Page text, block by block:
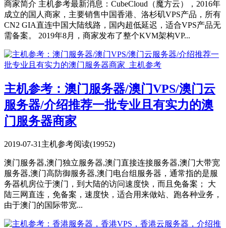
商家简介 主机参考最新消息：CubeCloud（魔方云），2016年
成立的国人商家，主要销售中国香港、洛杉矶VPS产品，所有
CN2 GIA直连中国大陆线路，国内超低延迟，适合VPS产品无
需备案。 2019年8月，商家发布了整个KVM架构VP...
主机参考：澳门服务器/澳门VPS/澳门云
服务器/介绍推荐一批专业且有实力的澳
门服务器商家
2019-07-31 主机参考阅读(19952)
澳门服务器,澳门独立服务器,澳门直接连接服务器,澳门大带宽
服务器,澳门高防御服务器,澳门电台组服务器，通常指的是服
务器机房位于澳门，到大陆的访问速度快，而且免备案； 大
陆三网直连，免备案，速度快，适合用来做站、跑各种业务，
由于澳门的国际带宽...